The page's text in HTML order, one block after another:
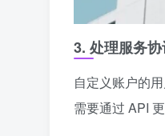
3. 处理服务
自定义账户的
需要通过 API